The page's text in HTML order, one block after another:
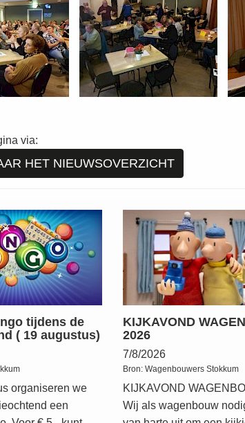
via:
HET NIEUWSOVERZICHT
tijdens de
( 19 augustus)
organiseren we
een
KIJKAVOND
2026
7/8/2026
Bron: Wagenbouwers Stokkum
KIJKAVOND
Wij als wagenbouw